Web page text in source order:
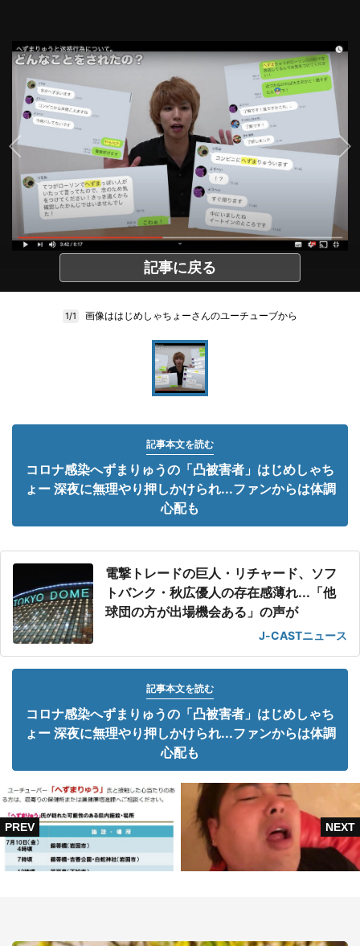
記事に戻る
1/1 画像ははじめしゃちょーさんのユーチューブから
記事本文を読む
コロナ感染へずまりゅうの「凸被害者」はじめしゃち
ょー 深夜に無理やり押しかけられ...ファンからは体調
心配も
電撃トレードの巨人・リチャード、ソフ
トバンク・秋広優人の存在感薄れ...「他
球団の方が出場機会ある」の声が
J-CASTニュース
記事本文を読む
コロナ感染へずまりゅうの「凸被害者」はじめしゃち
ょー 深夜に無理やり押しかけられ...ファンからは体調
心配も